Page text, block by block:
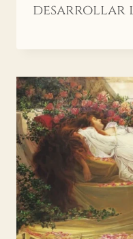
desarrollar